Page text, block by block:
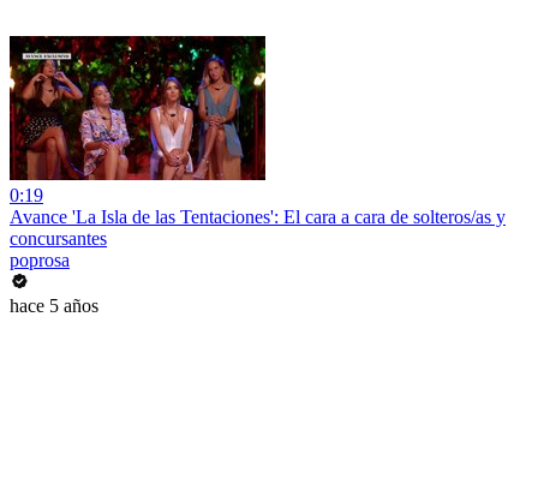
0:19
Avance 'La Isla de las Tentaciones': El cara a cara de solteros/as y
concursantes
poprosa
hace 5 años